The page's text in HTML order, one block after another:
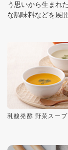
う思いから生まれ
な調味料などを展
乳酸発酵 野菜スープ